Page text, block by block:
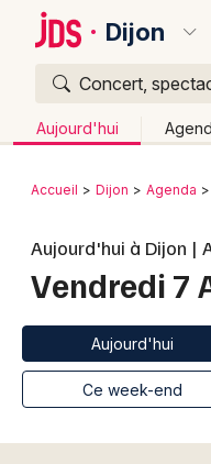
Dijon
Concert,
Aujourd'hui
Publier un
Grands
Activité &
Colmar
Lille
Lyon
Marseille
Retour
Accueil Dijon Agenda
Aujourd'hui à Dijon |
Vendredi 7
Aujourd'hui
Ce week-end
Quoi ?
Où ?
Partout
Près de moi
Quand ?
Aujourd'hui
Demain